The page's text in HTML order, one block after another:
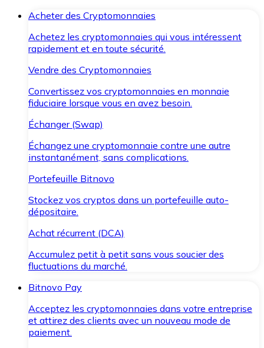
Acheter des Cryptomonnaies
Achetez les cryptomonnaies qui vous intéressent
rapidement et en toute sécurité.
Vendre des Cryptomonnaies
Convertissez vos cryptomonnaies en monnaie
fiduciaire lorsque vous en avez besoin.
Échanger (Swap)
Échangez une cryptomonnaie contre une autre
instantanément, sans complications.
Portefeuille Bitnovo
Stockez vos cryptos dans un portefeuille auto-
dépositaire.
Achat récurrent (DCA)
Accumulez petit à petit sans vous soucier des
fluctuations du marché.
Bitnovo Pay
Acceptez les cryptomonnaies dans votre entreprise
et attirez des clients avec un nouveau mode de
paiement.